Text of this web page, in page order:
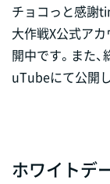
チョコっと感謝
大作戦X公式ア
開中です。また
uTubeにて公開し
ホワイトデ